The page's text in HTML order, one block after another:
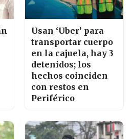
Usan ‘Uber’ para
transportar cuerpo
en la cajuela, hay 3
detenidos; los
hechos coinciden
con restos en
Periférico